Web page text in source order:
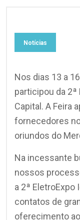
Notícias
Nos dias 13 a
participou da 2ª
Capital. A Feira
fornecedores
oriundos do
Na incessante
nossos
a 2ª
contatos de
oferecimento